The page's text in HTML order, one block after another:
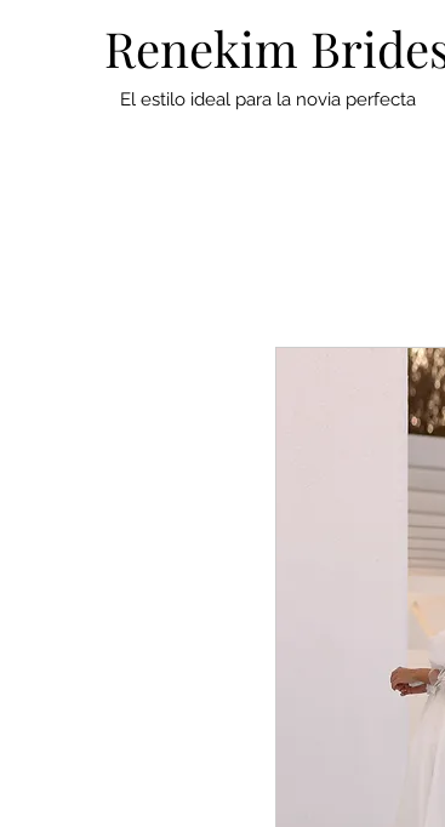
Renekim
El estilo ideal para la novia perfecta